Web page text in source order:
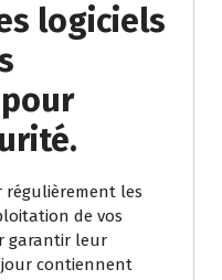
logiciels
les
de vos
garantir leur
jour contiennent